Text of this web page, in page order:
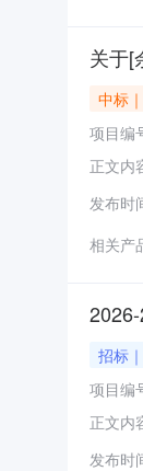
关于[
中标
项目编
正文内
发布时
相关产
招标
项目编
正文内
发布时